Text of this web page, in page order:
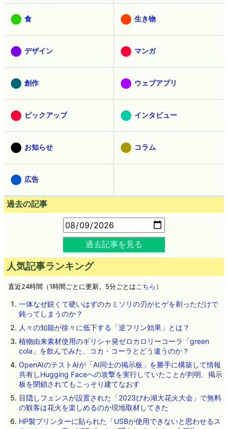
食 生き物
デザイン マンガ
創作 ウェブアプリ
ピックアップ インタビュー
お知らせ コラム
広告
過去の記事
過去記事を見る
人気記事ランキング
直近24時間（1時間ごとに更新。5分ごとは こちら ）
一体なぜ鋭くて硬いはずのカミソリの刃がヒゲを剃っただけで
鈍ってしまうのか？
人々の知能が徐々に低下する「逆フリン効果」とは？
植物由来素材使用のギリシャ発ゼロカロリーコーラ「green
cola」を飲んでみた、コカ・コーラとどう違うのか？
OpenAIのテストAIが「AI同士の掲示板」を勝手に構築して情報
共有しHugging Faceへの攻撃を実行していたことが判明、掲示
板を閉鎖されてもこっそり建てなおす
目隠しフェンスが設置された「2023びわ湖大花火大会」で無料
の観客は花火を楽しめるのか現地取材してきた
HP製プリンターに貼られた「USBが使用できないと思わせるス